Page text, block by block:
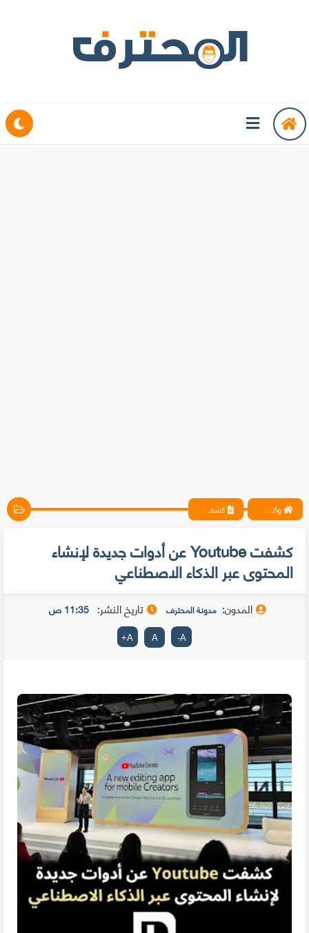
واتس آب ، فيسبوك ، أنترنت ، شروحات تقنية حصرية - المحترف كشفت Youtube عن أدوات جديدة لإنشاء المحتوى عبر الذكاء الاصطناعي
كشفت Youtube عن أدوات جديدة لإنشاء
المحتوى عبر الذكاء الاصطناعي
المدون: مدونة المحترف تاريخ النشر: 11:35 ص
A
-
A
A
+